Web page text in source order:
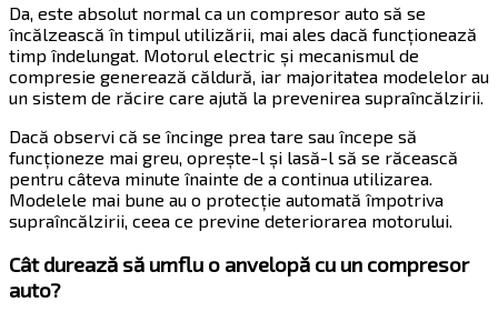
Da, este absolut normal ca un compresor auto să se
încălzească în timpul utilizării, mai ales dacă funcționează
timp îndelungat. Motorul electric și mecanismul de
compresie generează căldură, iar majoritatea modelelor au
un sistem de răcire care ajută la prevenirea supraîncălzirii.
Dacă observi că se încinge prea tare sau începe să
funcționeze mai greu, oprește-l și lasă-l să se răcească
pentru câteva minute înainte de a continua utilizarea.
Modelele mai bune au o protecție automată împotriva
supraîncălzirii, ceea ce previne deteriorarea motorului.
Cât durează să umflu o anvelopă cu un compresor
auto?